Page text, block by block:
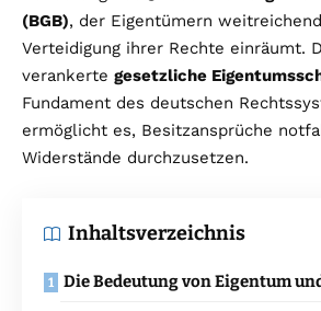
(BGB), der Eigentümern
Verteidigung ihrer Rechte einräumt.
verankerte gesetzliche
Fundament des deutschen
ermöglicht es, Besitzansprüche
Widerstände durchzusetzen.
Inhaltsverzeichnis
Die Bedeutung von Eigentum